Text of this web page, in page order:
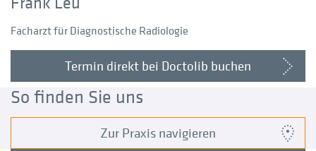
Facharzt für Diagnostische Radiologie
Termin direkt bei Doctolib buchen
So finden Sie uns
Zur Praxis navigieren